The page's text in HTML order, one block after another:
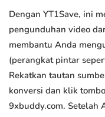
Dengan YT1Save, ini
pengunduhan video
membantu Anda
(perangkat pintar
Rekatkan tautan
konversi dan klik
9xbuddy.com. Setelah